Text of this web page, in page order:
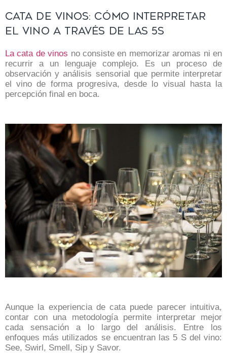
Cata de vinos: cómo interpretar
el vino a través de las 5S
La cata de vinos no consiste en memorizar aromas ni en
recurrir a un lenguaje complejo. Es un proceso de
observación y análisis sensorial que permite interpretar
el vino de forma progresiva, desde lo visual hasta la
percepción final en boca.
Aunque la experiencia de cata puede parecer intuitiva,
contar con una metodología permite interpretar mejor
cada sensación a lo largo del análisis. Entre los
enfoques más utilizados se encuentran las 5 S del vino:
See, Swirl, Smell, Sip y Savor.